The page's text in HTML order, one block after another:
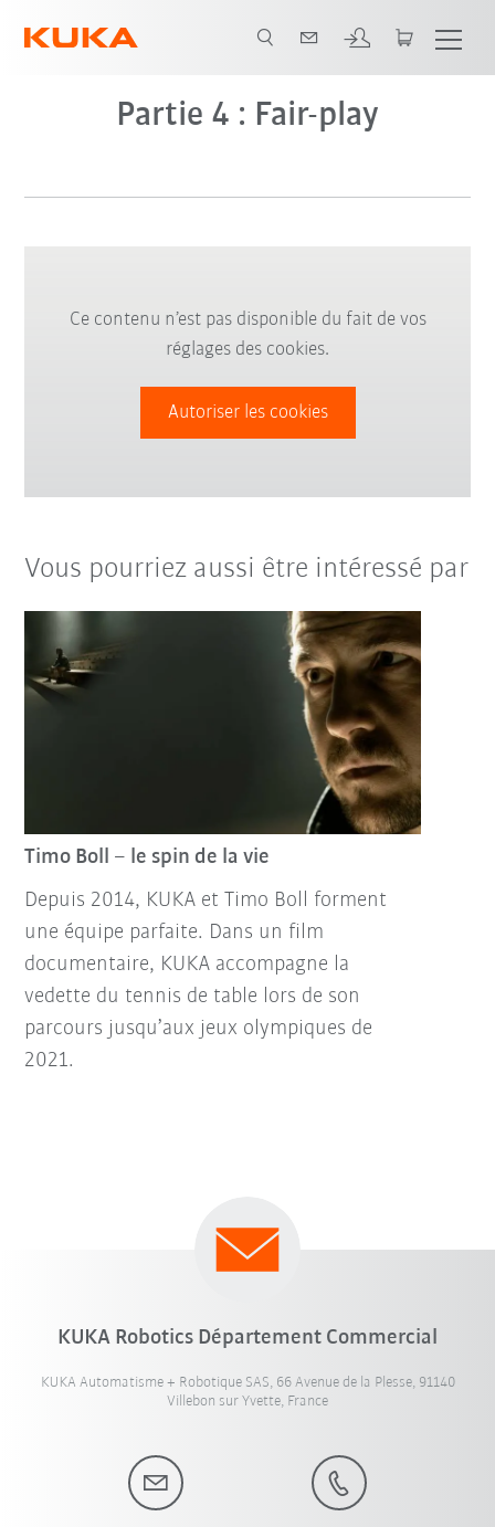
Partie 4 : Fair-play
Ce contenu n’est pas disponible du fait de vos
réglages des cookies.
Autoriser les cookies
Vous pourriez aussi être intéressé par
Timo Boll – le spin de la vie
Depuis 2014, KUKA et Timo Boll forment
une équipe parfaite. Dans un film
documentaire, KUKA accompagne la
vedette du tennis de table lors de son
parcours jusqu’aux jeux olympiques de
2021.
KUKA Robotics Département Commercial
KUKA Automatisme + Robotique SAS, 66 Avenue de la Plesse, 91140
Villebon sur Yvette, France